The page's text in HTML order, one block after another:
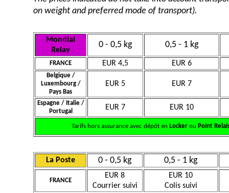
on weight and preferred mode of transport).
Mondial
Relay
0 - 0,5 kg 0,5 - 1 kg
FRANCE EUR 4,5 EUR 6
Belgique /
Luxembourg /
Pays Bas
EUR 5 EUR 7
Espagne / Italie /
Portugal
EUR 7 EUR 10
Tarifs hors assurance avec dépôt en Lockerou Point
La Poste 0 - 0,5 kg 0,5 - 1 kg
FRANCE
EUR 8
Courrier suivi
EUR 10
Colis suivi